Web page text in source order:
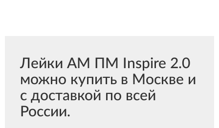
Лейки АМ ПМ Inspire 2.0
можно купить в Москве и
с доставкой по всей
России.